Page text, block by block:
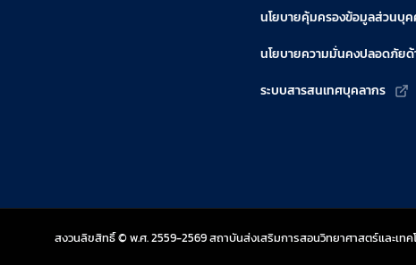
นโยบายคุ้มครองข้อมูลส่วนบุ
นโยบายความมั่นคงปลอดภัยด้
ระบบสารสนเทศบุคลากร
สงวนลิขสิทธิ์ © พ.ศ. 2559-2569 สถาบันส่งเสริมการสอนวิทยาศาสตร์และเทค